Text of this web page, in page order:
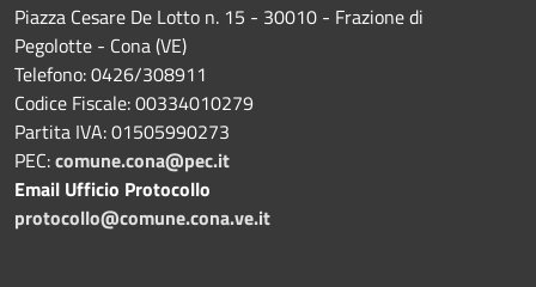
Piazza Cesare De Lotto n. 15 - 30010 - Frazione di
Pegolotte - Cona (VE)
Telefono: 0426/308911
Codice Fiscale: 00334010279
Partita IVA: 01505990273
PEC:comune.cona@pec.it
Email Ufficio Protocollo
protocollo@comune.cona.ve.it